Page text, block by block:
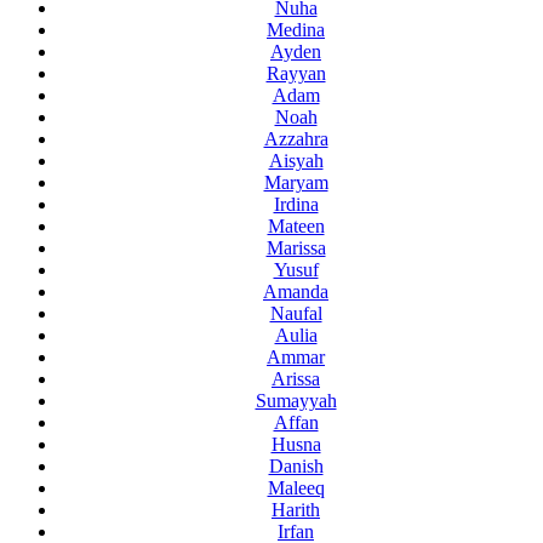
Nuha
Medina
Ayden
Rayyan
Adam
Noah
Azzahra
Aisyah
Maryam
Irdina
Mateen
Marissa
Yusuf
Amanda
Naufal
Aulia
Ammar
Arissa
Sumayyah
Affan
Husna
Danish
Maleeq
Harith
Irfan